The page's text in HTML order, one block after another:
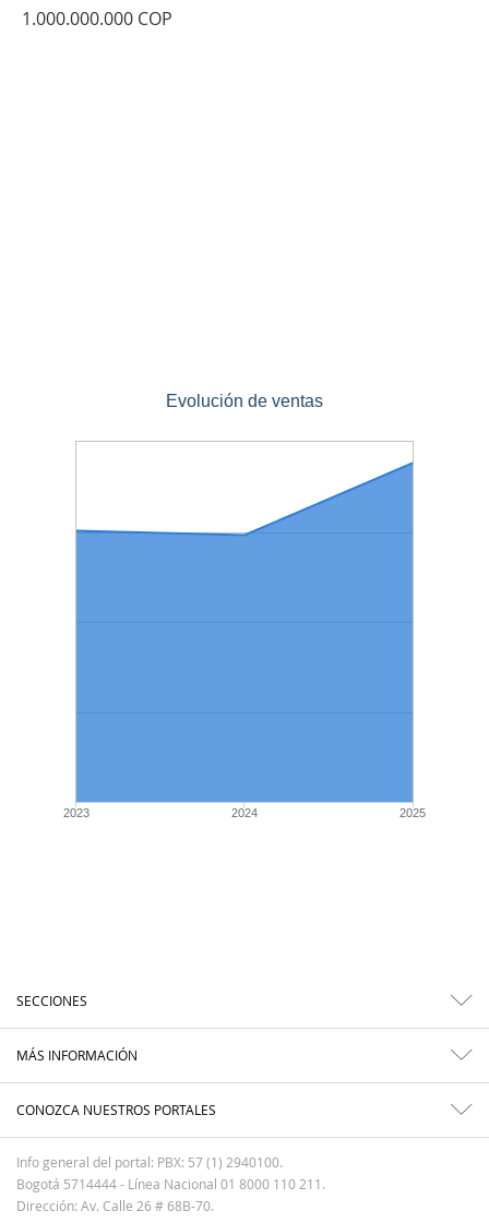
1.000.000.000 COP
Evolución de ventas
2023 2024 2025
SECCIONES
MÁS INFORMACIÓN
CONOZCA NUESTROS PORTALES
Info general del portal: PBX: 57 (1) 2940100.
Bogotá 5714444 - Línea Nacional 01 8000 110 211.
Dirección: Av. Calle 26 # 68B-70.